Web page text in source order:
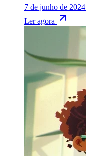
7 de junho de 2024
Ler agora